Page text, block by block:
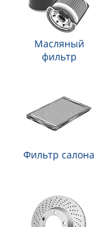
Масляный
фильтр
Фильтр салона